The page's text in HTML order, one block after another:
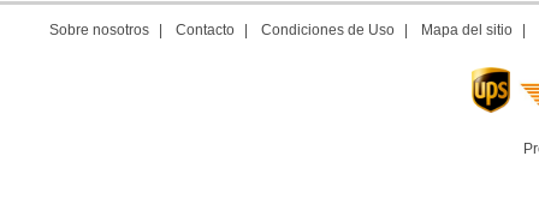
Sobre nosotros | Contacto | Condiciones de Uso | Mapa del sitio |